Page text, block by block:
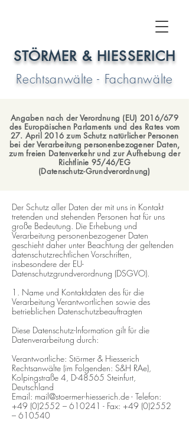
STÖRMER & HIESSERICH
Rechtsanwälte - Fachanwälte
Angaben nach der Verordnung (EU) 2016/679
des Europäischen Parlaments und des Rates vom
27. April 2016 zum Schutz natürlicher Personen
bei der Verarbeitung personenbezogener Daten,
zum freien Datenverkehr und zur Aufhebung der
Richtlinie 95/46/EG
(Datenschutz-Grundverordnung)
Der Schutz aller Daten der mit uns in Kontakt
tretenden und stehenden Personen hat für uns
große Bedeutung. Die Erhebung und
Verarbeitung personenbezogener Daten
geschieht daher unter Beachtung der geltenden
datenschutzrechtlichen Vorschriften,
insbesondere der EU-
Datenschutzgrundverordnung (DSGVO).
1. Name und Kontaktdaten des für die
Verarbeitung Verantwortlichen sowie des
betrieblichen Datenschutzbeauftragten
Diese Datenschutz-Information gilt für die
Datenverarbeitung durch:
Verantwortliche: Störmer & Hiesserich
Rechtsanwälte (im Folgenden: S&H RAe),
Kolpingstraße 4, D-48565 Steinfurt,
Deutschland
Email: mail@stoermer-hiesserich.de- Telefon:
+49 (0)2552 – 610241 - Fax: +49 (0)2552
– 610540